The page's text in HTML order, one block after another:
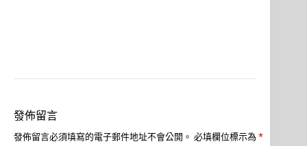
發佈留言
發佈留言必須填寫的電子郵件地址不會公開。 必填欄位標示為 *